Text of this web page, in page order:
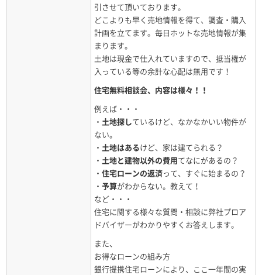
引させて頂いております。
どこよりも早く売地情報を得て、調査・購入
計画を立てます。毎日ホットな売地情報が集
まります。
土地は現金で仕入れていますので、抵当権が
入っている等の余計な心配は無用です！
住宅無料相談会、内容は様々！！
例えば・・・
・ 土地探しているけど、なかなかいい物件が
ない。
・ 土地はあるけど、家は建てられる？
・ 土地と建物以外の費用てなにがあるの？
・ 住宅ローンの返済って、すぐに始まるの？
・ 予算がわからない。教えて！
など・・・
住宅に関する様々な質問・相談に弊社プロア
ドバイザーがわかりやすくお答えします。
また、
お得なローンの組み方
銀行提携住宅ローンにより、ここ一年間の実